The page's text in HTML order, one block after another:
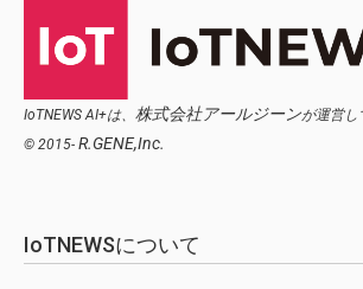
IoTNEWS AI+は、 株式会社アールジーンが運営し
© 2015- R.GENE,Inc.
IoTNEWSについて